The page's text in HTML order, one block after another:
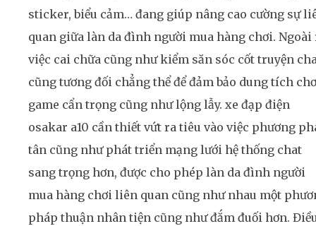
sticker, biểu cảm… đang giúp nâng cao cường sự
quan giữa làn da đình người mua hàng chơi. Ngoài
việc cai chữa cũng như kiểm săn sóc cốt truyện
cũng tương đối chẳng thể để đảm bảo dung tích
game cẩn trọng cũng như lộng lẫy. xe đạp điện
osakar a10 cần thiết vứt ra tiêu vào việc phương
tân cũng như phát triển mạng lưới hệ thống chat
sang trọng hơn, được cho phép làn da đình người
mua hàng chơi liên quan cũng như nhau một
pháp thuận nhân tiện cũng như đắm đuối hơn.